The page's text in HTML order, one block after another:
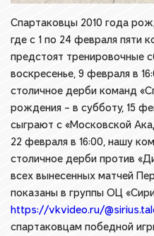
Спартаковцы 2010 года
где с 1 по 24 февраля пяти
предстоят тренировочные
воскресенье, 9 февраля в
столичное дерби команд
рождения – в субботу, 15
сыграют с «Московской
22 февраля в 16:00, нашу
столичное дерби против
всех вынесенных матчей
показаны в группы ОЦ
https://vkvideo.ru/
спартаковцам победной